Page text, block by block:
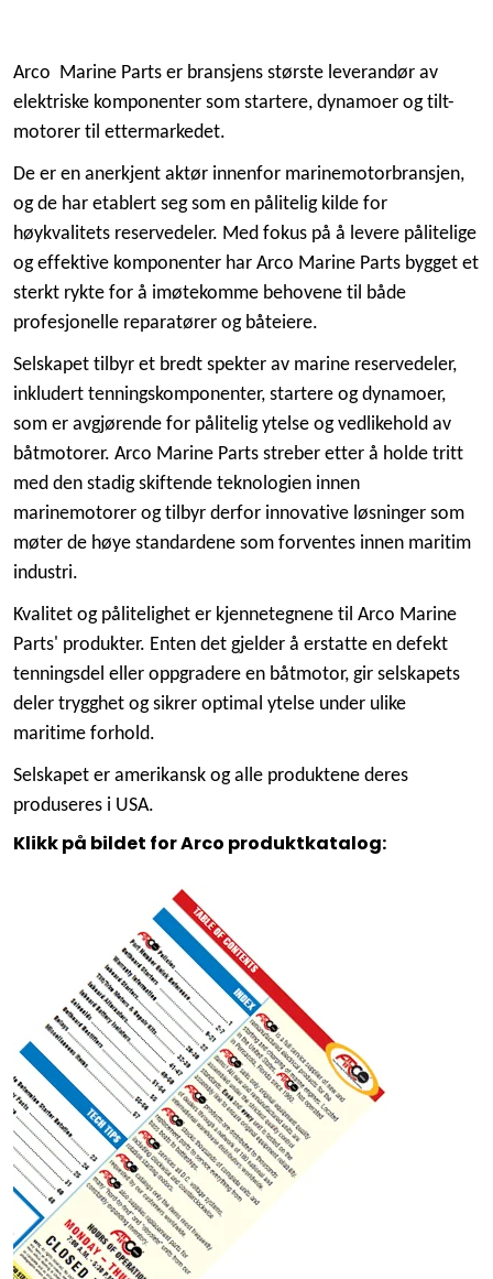
Arco Marine Parts er bransjens største leverandør av
elektriske komponenter som startere, dynamoer og tilt-
motorer til ettermarkedet.
De er en anerkjent aktør innenfor marinemotorbransjen,
og de har etablert seg som en pålitelig kilde for
høykvalitets reservedeler. Med fokus på å levere pålitelige
og effektive komponenter har Arco Marine Parts bygget et
sterkt rykte for å imøtekomme behovene til både
profesjonelle reparatører og båteiere.
Selskapet tilbyr et bredt spekter av marine reservedeler,
inkludert tenningskomponenter, startere og dynamoer,
som er avgjørende for pålitelig ytelse og vedlikehold av
båtmotorer. Arco Marine Parts streber etter å holde tritt
med den stadig skiftende teknologien innen
marinemotorer og tilbyr derfor innovative løsninger som
møter de høye standardene som forventes innen maritim
industri.
Kvalitet og pålitelighet er kjennetegnene til Arco Marine
Parts' produkter. Enten det gjelder å erstatte en defekt
tenningsdel eller oppgradere en båtmotor, gir selskapets
deler trygghet og sikrer optimal ytelse under ulike
maritime forhold.
Selskapet er amerikansk og alle produktene deres
produseres i USA.
Klikk på bildet for Arco produktkatalog: